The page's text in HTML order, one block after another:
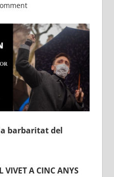
barbaritat del
VIVET A CINC ANYS